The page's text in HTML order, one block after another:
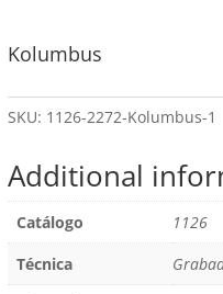
Kolumbus
SKU: 1126-2272-Kolumbus-1
Additional
Catálogo
1126
Técnica